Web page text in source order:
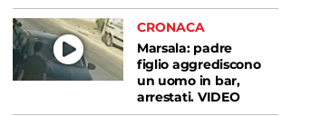
CRONACA
Marsala: padre
figlio aggrediscono
un uomo in bar,
arrestati. VIDEO